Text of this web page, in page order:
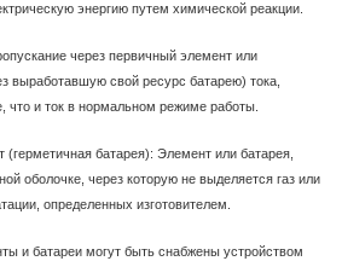
энергию путем химической реакции.
через первичный элемент или
выработавшую свой ресурс батарею) тока,
что и ток в нормальном режиме работы.
батарея): Элемент или батарея,
оболочке, через которую не выделяется газ или
определенных изготовителем.
и батареи могут быть снабжены устройством